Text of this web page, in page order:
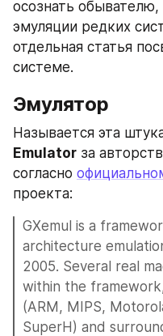
осознать обывателю,
эмуляции редких
отдельная статья
системе.
Эмулятор
Называется эта
Emulator за
согласно
проекта:
GXemul is a
architecture
2005. Several real
within the
(ARM, MIPS,
SuperH) and